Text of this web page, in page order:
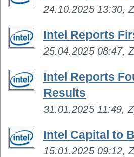
24.10.2025 13:30,
Intel Reports
25.04.2025 08:47,
Intel Reports
Results
31.01.2025 11:49,
Intel Capital to
15.01.2025 09:12,